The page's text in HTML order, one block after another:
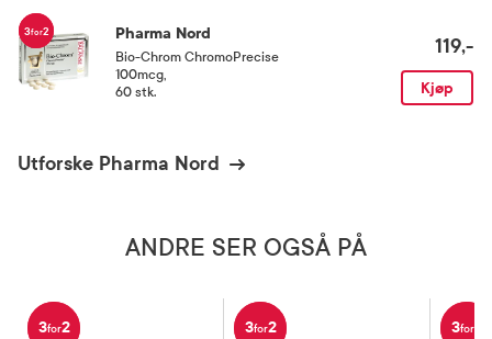
3for2 Pharma Nord
Bio-Chrom ChromoPrecise
100mcg
60 stk.
119,-
Kjøp
Utforske Pharma Nord
ANDRE SER OGSÅ PÅ
3for2 3for2 3for2